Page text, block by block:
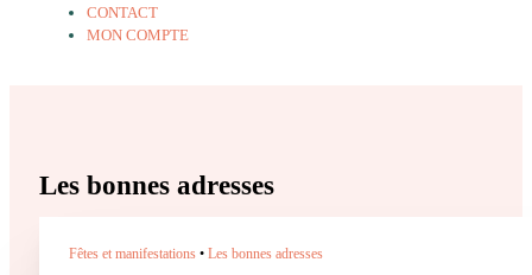
CONTACT
MON COMPTE
Les bonnes adresses
Fêtes et manifestations• Les bonnes adresses